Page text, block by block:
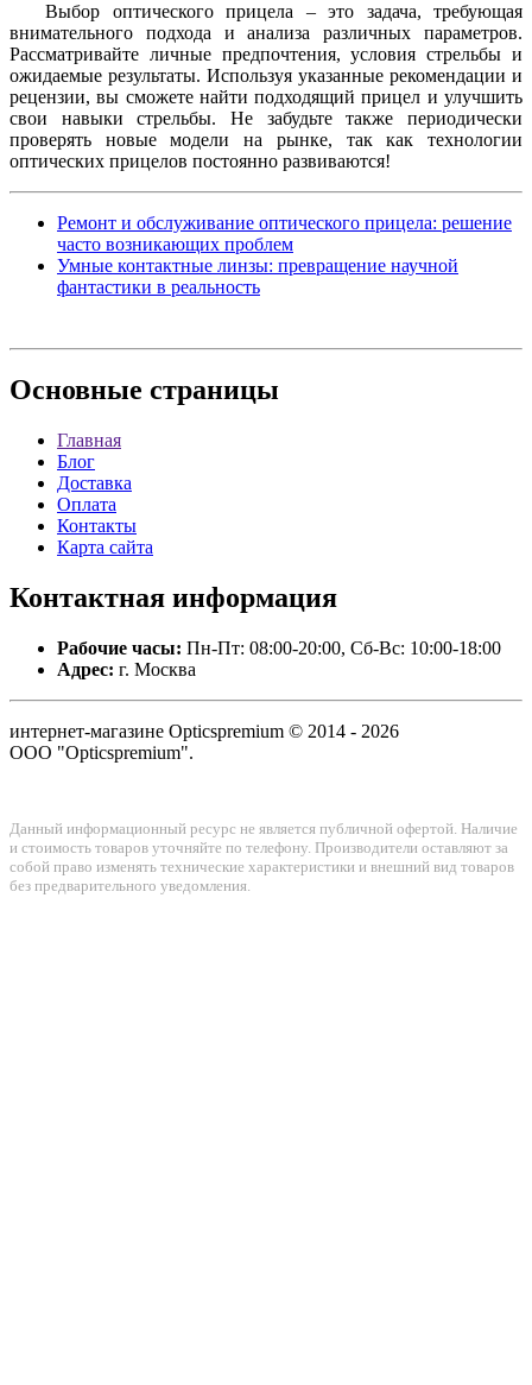
Выбор оптического прицела – это задача, требующая
внимательного подхода и анализа различных параметров.
Рассматривайте личные предпочтения, условия стрельбы и
ожидаемые результаты. Используя указанные рекомендации и
рецензии, вы сможете найти подходящий прицел и улучшить
свои навыки стрельбы. Не забудьте также периодически
проверять новые модели на рынке, так как технологии
оптических прицелов постоянно развиваются!
Ремонт и обслуживание оптического прицела: решение
часто возникающих проблем
Умные контактные линзы: превращение научной
фантастики в реальность
Основные страницы
Главная
Блог
Доставка
Оплата
Контакты
Карта сайта
Контактная информация
Рабочие часы: Пн-Пт: 08:00-20:00, Сб-Вс: 10:00-18:00
Адрес: г. Москва
интернет-магазине Opticspremium © 2014 - 2026
ООО "Opticspremium".
Данный информационный ресурс не является публичной офертой. Наличие
и стоимость товаров уточняйте по телефону. Производители оставляют за
собой право изменять технические характеристики и внешний вид товаров
без предварительного уведомления.